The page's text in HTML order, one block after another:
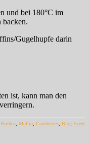
und bei 180°C im
backen.
Gugelhupfe darin
ist, kann man den
Backen Muffin Cranberries Blog-Event